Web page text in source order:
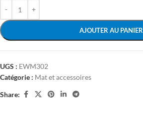
AJOUTER AU PANIER
UGS : EWM302
Catégorie : Mat et accessoires
Share: